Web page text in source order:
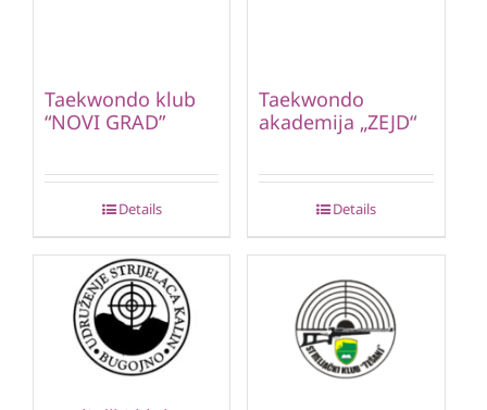
Taekwondo klub
“NOVI GRAD”
Details
Taekwondo
akademija „ZEJD“
Details